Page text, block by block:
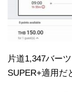
片道1,347バー
SUPER+適用だ